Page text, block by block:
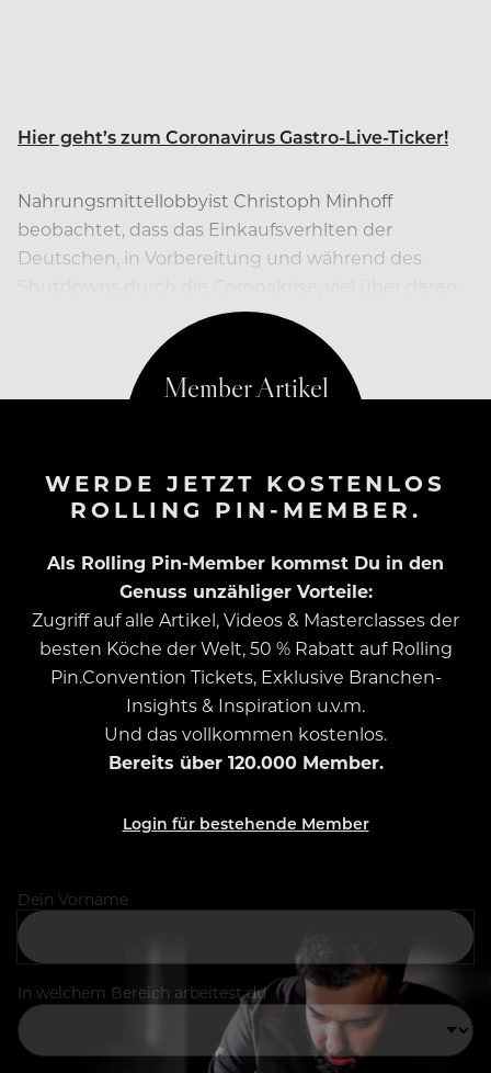
Hier geht’s zum Coronavirus Gastro-Live-Ticker!
Nahrungsmittellobbyist Christoph Minhoff
beobachtet, dass das Einkaufsverhlten der
Deutschen, in Vorbereitung und während des
Koch- und Nahrungsgewohnheiten aussagt.
WERDE JETZT KOSTENLOS
ROLLING PIN-MEMBER.
Als Rolling Pin-Member kommst Du in den
Genuss unzähliger Vorteile:
Zugriff auf alle Artikel, Videos & Masterclasses der
besten Köche der Welt, 50 % Rabatt auf Rolling
Pin.Convention Tickets, Exklusive Branchen-
Insights & Inspiration u.v.m.
Und das vollkommen kostenlos.
Bereits über 120.000 Member.
Login für bestehende Member
Dein Vorname
In welchem Bereich arbeitest du